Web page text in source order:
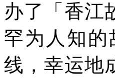
办了「香江
罕为人知
线，幸运地